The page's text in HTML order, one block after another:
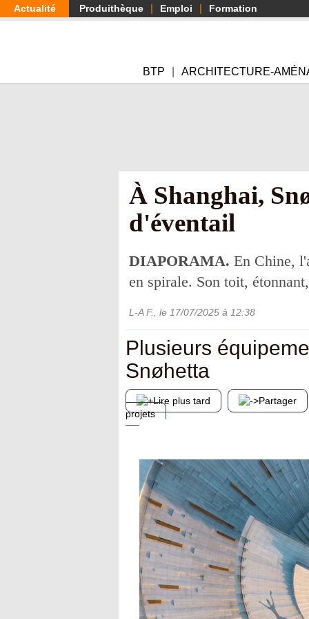
Aller
au
Actualité Produithèque Emploi Formation
BTP ARCHITECTURE-
À Shanghai,
d'éventail
DIAPORAMA. En Chine,
en spirale. Son toit,
L-A F. , le 17/07/2025 à 12:38
Plusieurs
Snøhetta
Lire plus tard
Partager
projets